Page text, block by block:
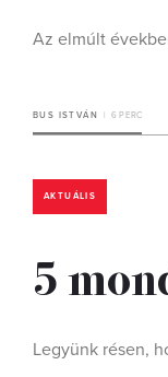
Az elmúlt
BUS ISTVÁN 6 PERC
AKTUÁLIS
5
Legyünk résen,